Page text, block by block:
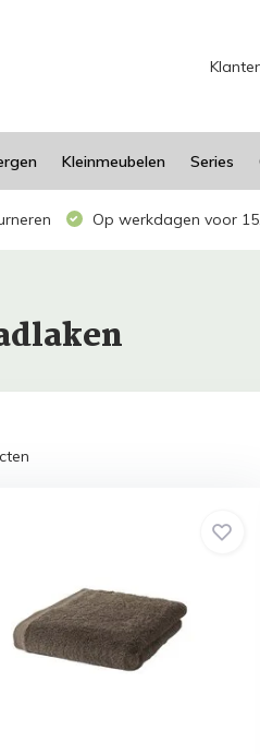
Kleinmeubelen Series
Op werkdagen voor